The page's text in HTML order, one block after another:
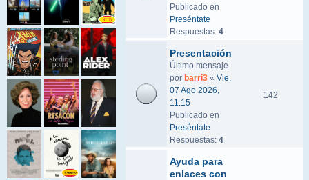
Publicado en
Preséntate
Respuestas: 4
Presentación
Último mensaje
por barri3 « Vie,
07 Ago 2026,
11:15
Publicado en
Preséntate
Respuestas: 4
142
Ayuda para
enlaces con